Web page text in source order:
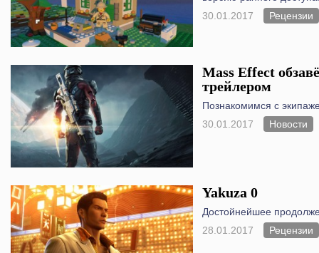
30.01.2017
Рецензии
Mass Effect
трейлером
Познакомимся с
30.01.2017
Новости
Yakuza 0
Достойнейшее
28.01.2017
Рецензии